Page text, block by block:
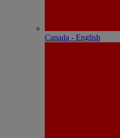
Canada - English